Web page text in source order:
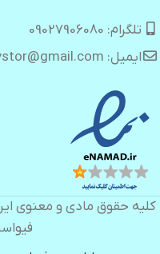
تلگرام: 09027906080
ایمیل: favstor@gmail.com
کلیه حقوق مادی و معنوی